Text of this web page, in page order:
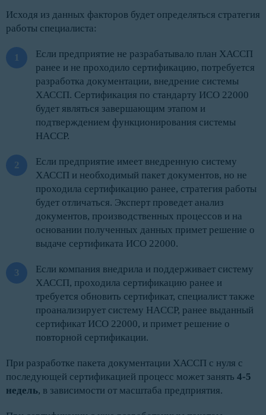
Исходя из данных факторов будет определяться стратегия
работы специалиста:
Если предприятие не разрабатывало план ХАССП
ранее и не проходило сертификацию, потребуется
разработка документации, внедрение системы
ХАССП. Сертификация по стандарту ИСО 22000
будет являться завершающим этапом и
подтверждением функционирования системы
HACCP.
Если предприятие имеет внедренную систему
ХАССП и необходимый пакет документов, но не
проходила сертификацию ранее, стратегия работы
будет отличаться. Эксперт проведет анализ
документов, производственных процессов и на
основании полученных данных примет решение о
выдаче сертификата ИСО 22000.
Если компания внедрила и поддерживает систему
ХАССП, проходила сертификацию ранее и
требуется обновить сертификат, специалист также
проанализирует систему HACCP, ранее выданный
сертификат ИСО 22000, и примет решение о
повторной сертификации.
При разработке пакета документации ХАССП с нуля с
последующей сертификацией процесс может занять 4-5
недель, в зависимости от масштаба предприятия.